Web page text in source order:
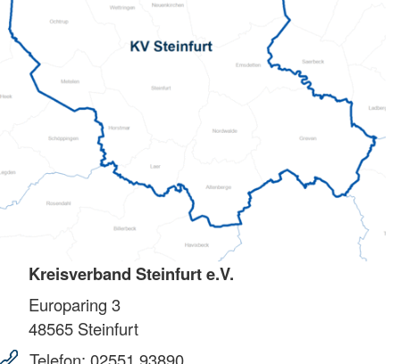
Kreisverband Steinfurt e.V.
Europaring 3
48565 Steinfurt